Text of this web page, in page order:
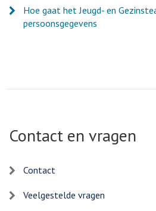
Hoe gaat het Jeugd- en
persoonsgegevens
Contact en vragen
Contact
Veelgestelde vragen